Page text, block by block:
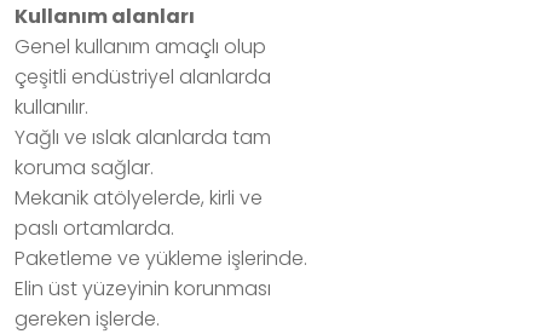
Kullanım alanları
Genel kullanım amaçlı olup
çeşitli endüstriyel alanlarda
kullanılır.
Yağlı ve ıslak alanlarda tam
koruma sağlar.
Mekanik atölyelerde, kirli ve
paslı ortamlarda.
Paketleme ve yükleme işlerinde.
Elin üst yüzeyinin korunması
gereken işlerde.